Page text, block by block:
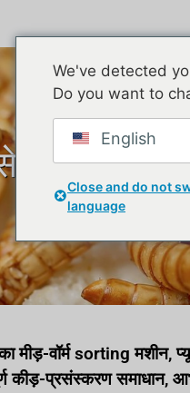
बेचा गया
मीड़-वॉर्म sorting मशीन,
कीड़-प्रसंस्करण समाधान,
We've detected
Do you want to
English
Close and do not
language